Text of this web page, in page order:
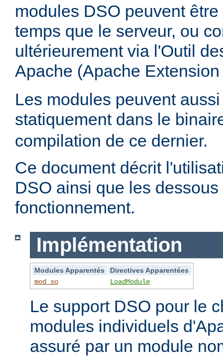
modules DSO peuvent
temps que le serveur, ou
ultérieurement via l'Outil
Apache (Apache
Les modules peuvent
statiquement dans le
compilation de ce dernier.
Ce document décrit
DSO ainsi que les
fonctionnement.
Implémentation
Modules Apparentés
Directives Apparentées
mod_so
LoadModule
Le support DSO pour le
modules individuels
assuré par un module